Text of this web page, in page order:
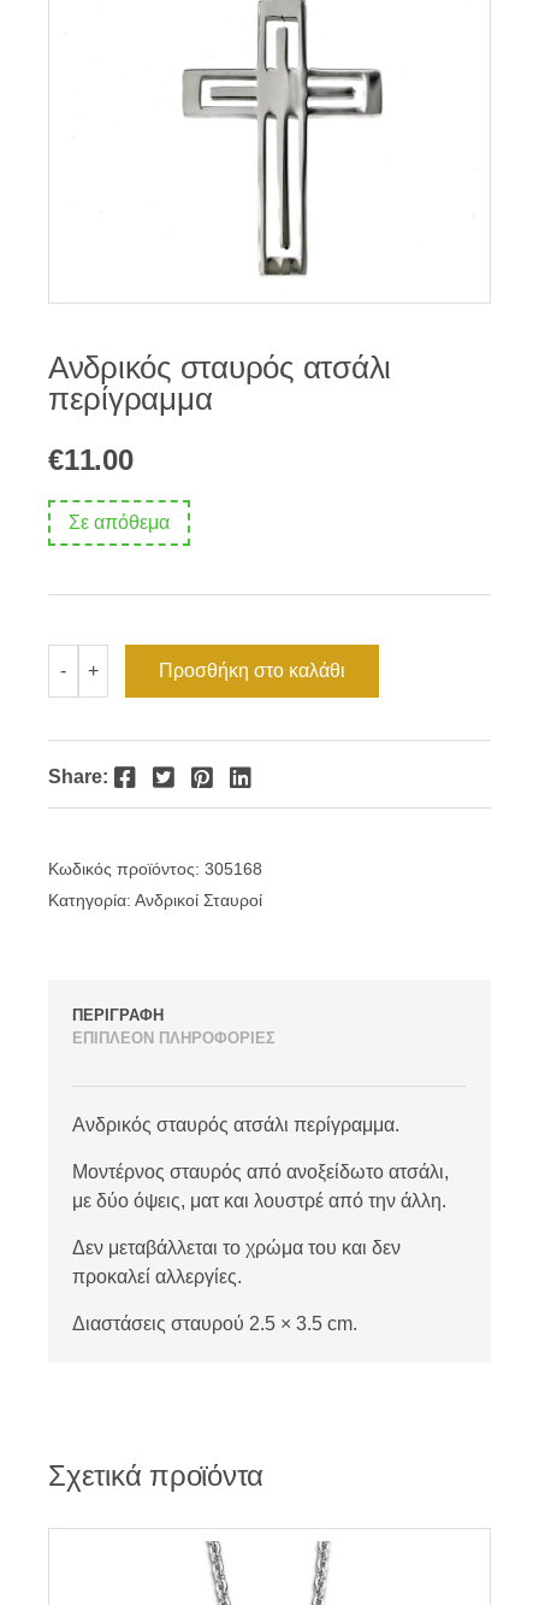
Ανδρικός σταυρός ατσάλι
περίγραμμα
€11.00
Σε απόθεμα
-
σταυρός
ατσάλι
ποσότητα
+ Προσθήκη στο καλάθι
Share: Facebook Twitter Pinterest LinkedIn
Κωδικός προϊόντος: 305168
Κατηγορία: Ανδρικοί Σταυροί
ΠΕΡΙΓΡΑΦΗ
ΕΠΙΠΛΕΟΝ ΠΛΗΡΟΦΟΡΙΕΣ
Ανδρικός σταυρός ατσάλι περίγραμμα.
Μοντέρνος σταυρός από ανοξείδωτο ατσάλι,
με δύο όψεις, ματ και λουστρέ από την άλλη.
Δεν μεταβάλλεται το χρώμα του και δεν
προκαλεί αλλεργίες.
Διαστάσεις σταυρού 2.5 × 3.5 cm.
Σχετικά προϊόντα